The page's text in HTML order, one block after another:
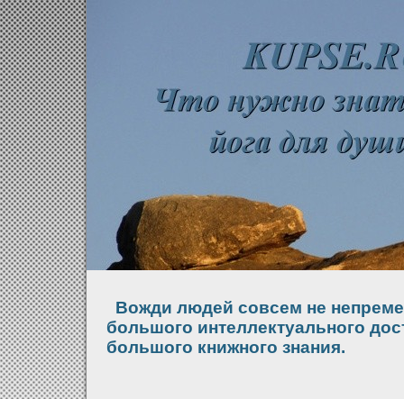
Вожди людей совсем не
большого интеллектуального
большого книжного знания.